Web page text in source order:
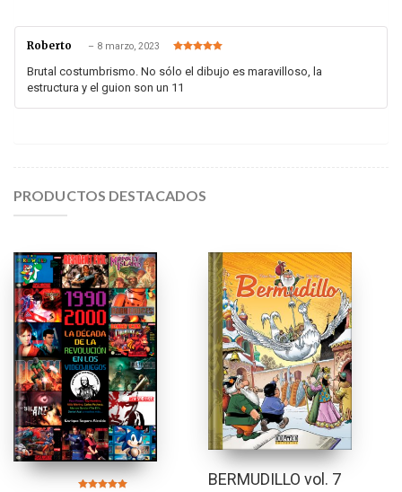
Roberto – 8 marzo, 2023
de 5
Brutal costumbrismo. No sólo el dibujo es maravilloso, la
estructura y el guion son un 11
PRODUCTOS DESTACADOS
BERMUDILLO vol. 7